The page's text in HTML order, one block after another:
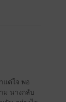
แต่ใจ พอ
ม นางกลับ